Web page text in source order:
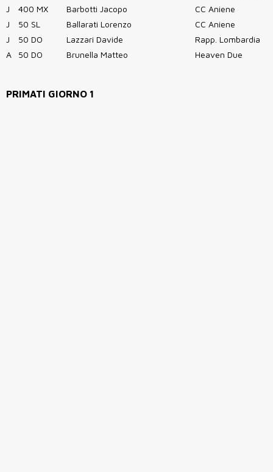
J
400 MX Barbotti Jacopo
CC Aniene
J
50 SL Ballarati Lorenzo
CC Aniene
J
50 DO Lazzari Davide
Rapp. Lombardia
A
50 DO Brunella Matteo Heaven Due
PRIMATI GIORNO 1